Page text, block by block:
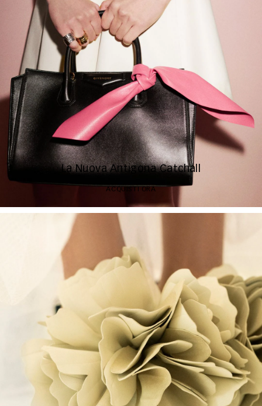
La Nuova Antigona Catchall
ACQUISTI ORA